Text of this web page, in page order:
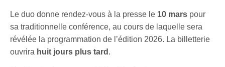
Le duo donne rendez-vous à la presse le 10 mars pour
sa traditionnelle conférence, au cours de laquelle sera
révélée la programmation de l’édition 2026. La billetterie
ouvrira huit jours plus tard .